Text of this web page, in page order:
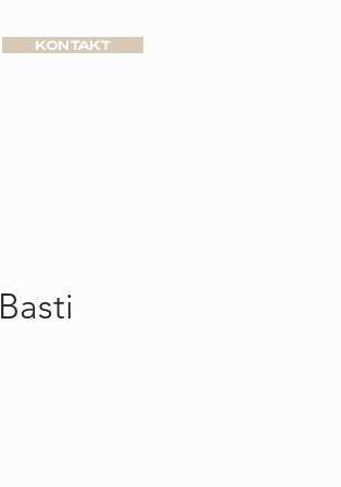
KONTAKT